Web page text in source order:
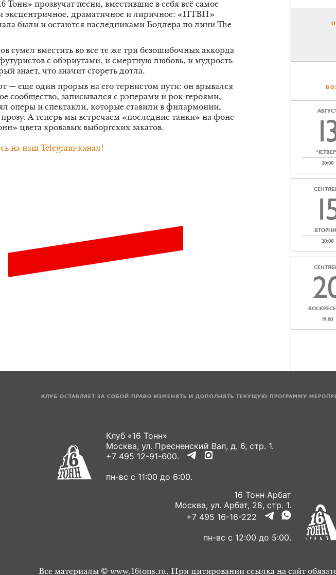
Тонн» прозвучат песни, вместившие в себя всё самое
эксцентричное, драматичное и лиричное: «ПТВП»
были и остаются наследниками Бодлера по лини The
сумел вместить во все те же три безошибочных аккорда
с обэриутами, и смертную любовь, и мудрость
знает, что значит сгореть дотла.
— еще один прорыв на его тернистом пути: он врывался
сообщество, записывался с рэперами и рок-героями,
оперы и спектакли, которые ставили в филармонии,
А теперь мы встречаем «последние танки» на фоне
цвета кровавых выборгских закатов.
на наш Telegram-канал!
20:00
20:00
19:00
КЛУБ ОСТАВЛЯЕТ ЗА СОБОЙ ПРАВО ИЗМЕНЯТЬ И ДОПОЛНЯТЬ ТЕКУЩУЮ ПРОГРАММУ
Клуб «16 Тонн»
Москва, ул. Пресненский Вал, д. 6, стр. 1.
+7 495 12-91-600.
пн-вс с 11:00 до 6:00.
16 Тонн Арбат
Москва, ул. Арбат, 28, стр. 1.
+7 495 16-16-222
пн-вс с 12:00 до 5:00.
Все материалы © www.16tons.ru. При цитировании ссылка на сайт